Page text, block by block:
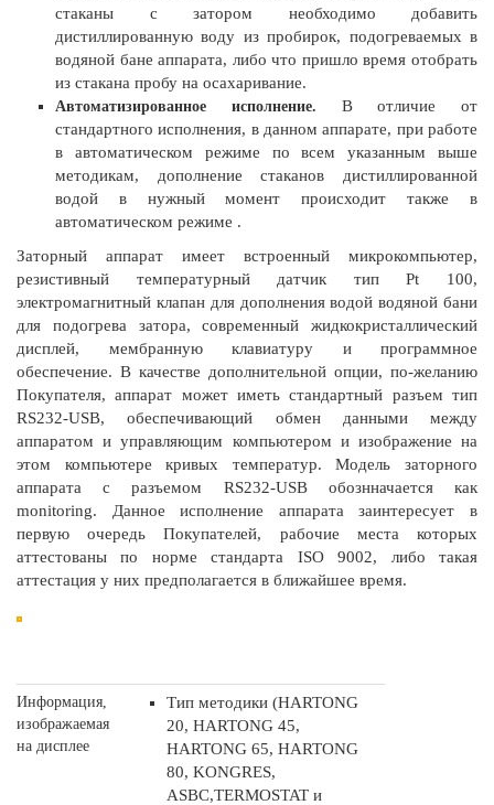
стаканы с затором необходимо добавить
дистиллированную воду из пробирок, подогреваемых в
водяной бане аппарата, либо что пришло время отобрать
из стакана пробу на осахаривание.
Автоматизированное исполнение. В отличие от
стандартного исполнения, в данном аппарате, при работе
в автоматическом режиме по всем указанным выше
методикам, дополнение стаканов дистиллированной
водой в нужный момент происходит также в
автоматическом режиме .
Заторный аппарат имеет встроенный микрокомпьютер,
резистивный температурный датчик тип Pt 100,
электромагнитный клапан для дополнения водой водяной бани
для подогрева затора, современный жидкокристаллический
дисплей, мембранную клавиатуру и программное
обеспечение. В качестве дополнительной опции, по-желанию
Покупателя, аппарат может иметь стандартный разъем тип
RS232-USB, обеспечивающий обмен данными между
аппаратом и управляющим компьютером и изображение на
этом компьютере кривых температур. Модель заторного
аппарата с разъемом RS232-USB обознначается как
monitoring. Данное исполнение аппарата заинтересует в
первую очередь Покупателей, рабочие места которых
аттестованы по норме стандарта ISO 9002, либо такая
аттестация у них предполагается в ближайшее время.
Информация,
изображаемая
на дисплее
Тип методики (HARTONG
20, HARTONG 45,
HARTONG 65, HARTONG
80, KONGRES,
ASBC,TERMOSTAT и